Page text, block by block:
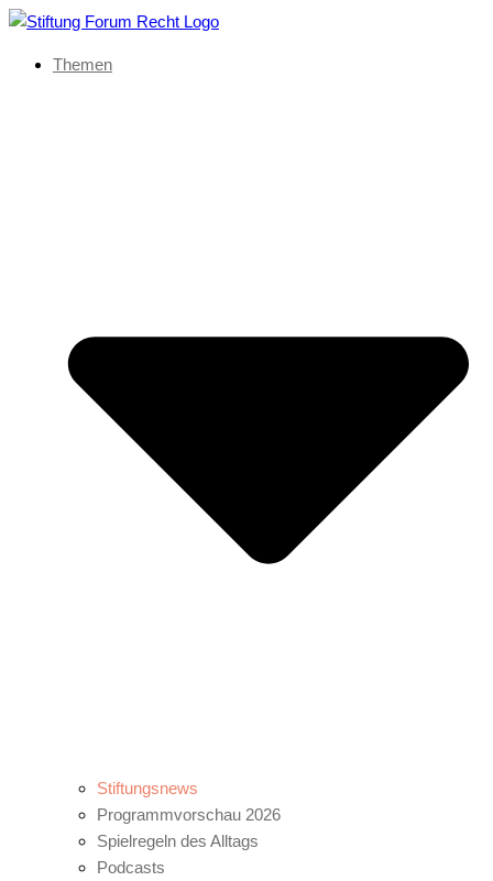
Themen
Stiftungsnews
Programmvorschau 2026
Spielregeln des Alltags
Podcasts